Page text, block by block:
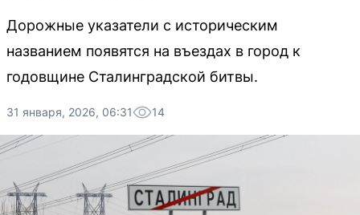
Дорожные указатели с историческим
названием появятся на въездах в город к
годовщине Сталинградской битвы.
31 января, 2026, 06:31 14